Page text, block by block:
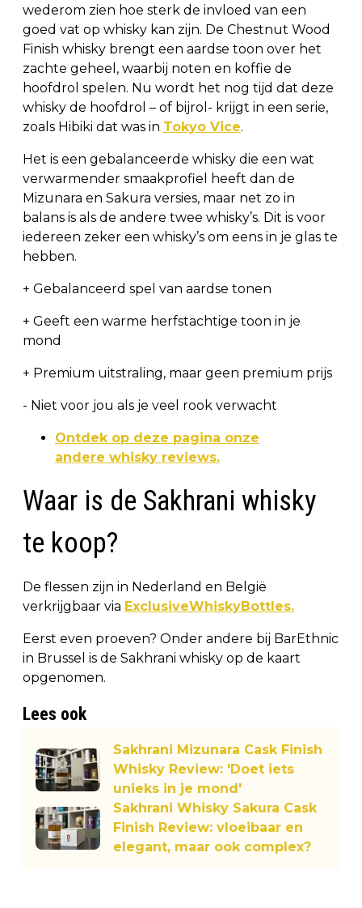
wederom zien hoe sterk de invloed van een
goed vat op whisky kan zijn. De Chestnut Wood
Finish whisky brengt een aardse toon over het
zachte geheel, waarbij noten en koffie de
hoofdrol spelen. Nu wordt het nog tijd dat deze
whisky de hoofdrol – of bijrol- krijgt in een serie,
zoals Hibiki dat was in Tokyo Vice.
Het is een gebalanceerde whisky die een wat
verwarmender smaakprofiel heeft dan de
Mizunara en Sakura versies, maar net zo in
balans is als de andere twee whisky’s. Dit is voor
iedereen zeker een whisky’s om eens in je glas te
hebben.
+ Gebalanceerd spel van aardse tonen
+ Geeft een warme herfstachtige toon in je
mond
+ Premium uitstraling, maar geen premium prijs
- Niet voor jou als je veel rook verwacht
Ontdek op deze pagina onze
andere whisky reviews.
Waar is de Sakhrani whisky
te koop?
De flessen zijn in Nederland en België
verkrijgbaar via ExclusiveWhiskyBottles.
Eerst even proeven? Onder andere bij BarEthnic
in Brussel is de Sakhrani whisky op de kaart
opgenomen.
Lees ook
Sakhrani Mizunara Cask Finish
Whisky Review: 'Doet iets
unieks in je mond'
Sakhrani Whisky Sakura Cask
Finish Review: vloeibaar en
elegant, maar ook complex?